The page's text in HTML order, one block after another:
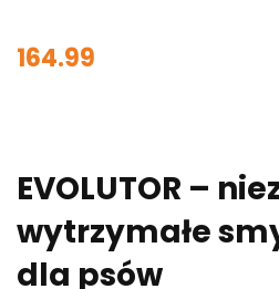
164.99
EVOLUTOR –
wytrzymałe
dla psów